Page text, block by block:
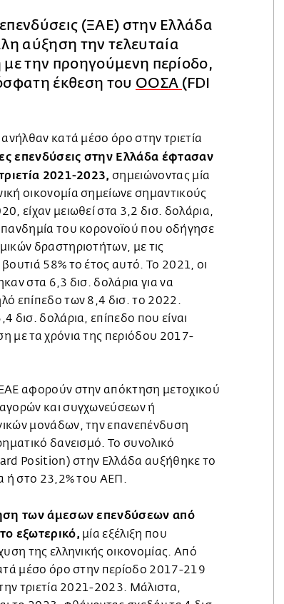
(ΞΑΕ) στην Ελλάδα
αύξηση την τελευταία
με την προηγούμενη περίοδο,
έκθεση του ΟΟΣΑ (FDI
κατά μέσο όρο στην τριετία
επενδύσεις στην Ελλάδα έφτασαν
2021-2023, σημειώνοντας μία
οικονομία σημείωνε σημαντικούς
είχαν μειωθεί στα 3,2 δισ. δολάρια,
του κορονοϊού που οδήγησε
δραστηριοτήτων, με τις
58% το έτος αυτό. Το 2021, οι
στα 6,3 δισ. δολάρια για να
επίπεδο των 8,4 δισ. το 2022.
δισ. δολάρια, επίπεδο που είναι
με τα χρόνια της περιόδου 2017-
αφορούν στην απόκτηση μετοχικού
και συγχωνεύσεων ή
μονάδων, την επανεπένδυση
δανεισμό. Το συνολικό
Position) στην Ελλάδα αυξήθηκε το
ή στο 23,2% του ΑΕΠ.
των άμεσων επενδύσεων από
εξωτερικό, μία εξέλιξη που
της ελληνικής οικονομίας. Από
μέσο όρο στην περίοδο 2017-219
τριετία 2021-2023. Μάλιστα,